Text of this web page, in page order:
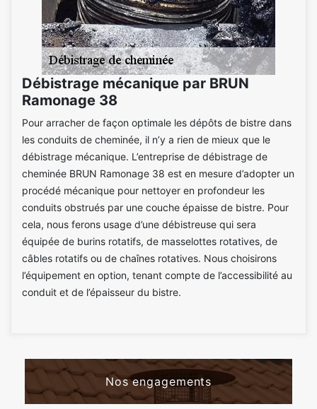
Débistrage mécanique par BRUN
Ramonage 38
Pour arracher de façon optimale les dépôts de bistre dans
les conduits de cheminée, il n’y a rien de mieux que le
débistrage mécanique. L’entreprise de débistrage de
cheminée BRUN Ramonage 38 est en mesure d’adopter un
procédé mécanique pour nettoyer en profondeur les
conduits obstrués par une couche épaisse de bistre. Pour
cela, nous ferons usage d’une débistreuse qui sera
équipée de burins rotatifs, de masselottes rotatives, de
câbles rotatifs ou de chaînes rotatives. Nous choisirons
l’équipement en option, tenant compte de l’accessibilité au
conduit et de l’épaisseur du bistre.
Nos engagements